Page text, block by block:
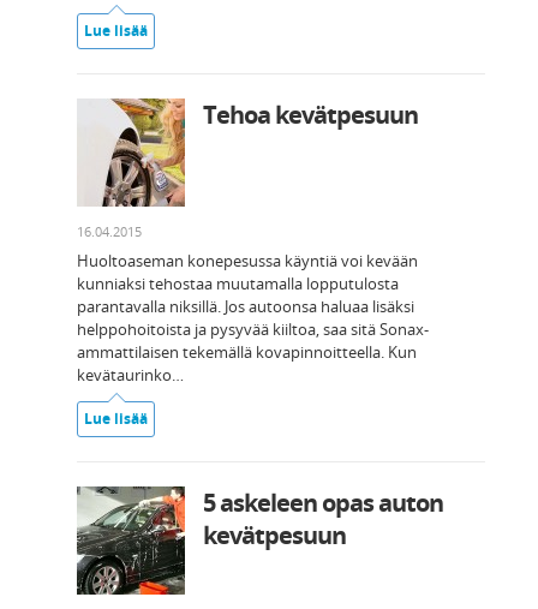
Lue lisää
Tehoa kevätpesuun
16.04.2015
Huoltoaseman konepesussa käyntiä voi kevään
kunniaksi tehostaa muutamalla lopputulosta
parantavalla niksillä. Jos autoonsa haluaa lisäksi
helppohoitoista ja pysyvää kiiltoa, saa sitä Sonax-
ammattilaisen tekemällä kovapinnoitteella. Kun
kevätaurinko…
Lue lisää
5 askeleen opas auton
kevätpesuun